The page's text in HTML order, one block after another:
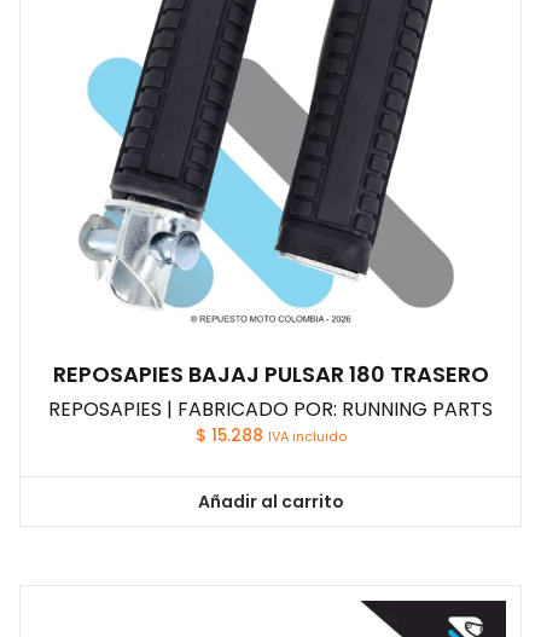
REPOSAPIES BAJAJ PULSAR 180 TRASERO
REPOSAPIES | FABRICADO POR: RUNNING PARTS
$ 15.288 IVA incluido
Añadir al carrito